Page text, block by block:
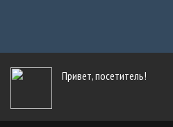
Привет, посетитель!